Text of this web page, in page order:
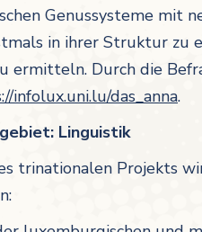
Genussysteme mit
in ihrer Struktur zu
ermitteln. Durch die
infolux.uni.lu/das_anna.
Linguistik
trinationalen Projekts